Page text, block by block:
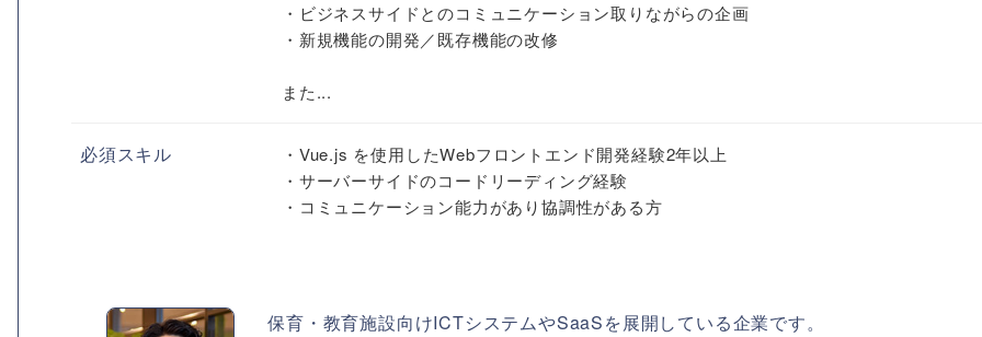
・ビジネスサイドとのコミュニケーション取りながらの企画
・新規機能の開発／既存機能の改修
また...
必須スキル
・Vue.js を使用したWebフロントエンド開発経験2年以上
・サーバーサイドのコードリーディング経験
・コミュニケーション能力があり協調性がある方
保育・教育施設向けICTシステムやSaaSを展開している企業です。